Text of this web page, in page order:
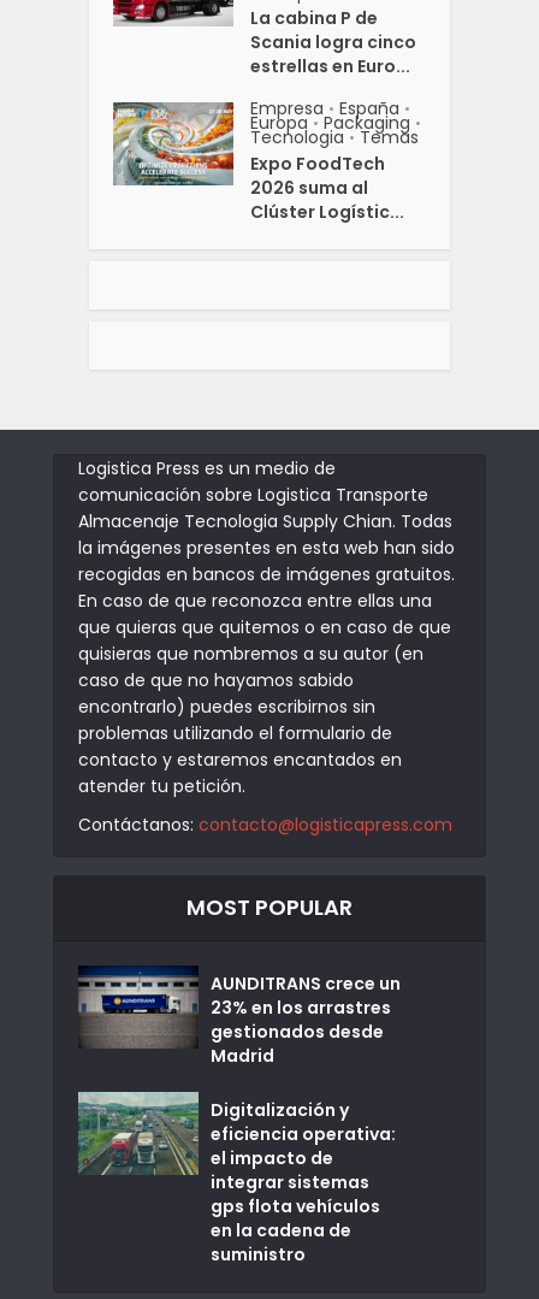
La cabina P de
Scania logra cinco
estrellas en Euro...
Empresa • España •
Europa • Packaging •
Tecnologia • Temas
Expo FoodTech
2026 suma al
Clúster Logístic...
Logistica Press es un medio de
comunicación sobre Logistica Transporte
Almacenaje Tecnologia Supply Chian. Todas
la imágenes presentes en esta web han sido
recogidas en bancos de imágenes gratuitos.
En caso de que reconozca entre ellas una
que quieras que quitemos o en caso de que
quisieras que nombremos a su autor (en
caso de que no hayamos sabido
encontrarlo) puedes escribirnos sin
problemas utilizando el formulario de
contacto y estaremos encantados en
atender tu petición.
Contáctanos: contacto@logisticapress.com
MOST POPULAR
AUNDITRANS crece un
23% en los arrastres
gestionados desde
Madrid
Digitalización y
eficiencia operativa:
el impacto de
integrar sistemas
gps flota vehículos
en la cadena de
suministro